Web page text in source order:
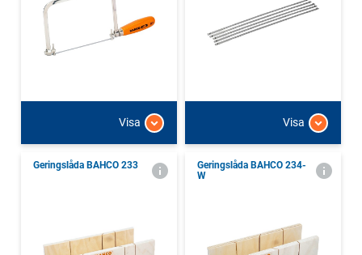
Visa Visa
Geringslåda BAHCO 233
Geringslåda BAHCO 234-
W